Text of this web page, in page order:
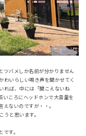
ツバメしか名前が分かりません
わいらしい鳴き声を聞かせてく
れば、中には「聞こえないね
いころにヘッドホンで大音量を
ないのですが・・。
と思います。
す。